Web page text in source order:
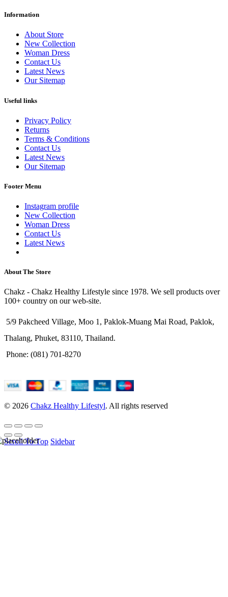
Information
About Store
New Collection
Woman Dress
Contact Us
Latest News
Our Sitemap
Useful links
Privacy Policy
Returns
Terms & Conditions
Contact Us
Latest News
Our Sitemap
Footer Menu
Instagram profile
New Collection
Woman Dress
Contact Us
Latest News
About The Store
Chakz - Chakz Healthy Lifestyle since 1978. We sell products over
100+ country on our web-site.
5/9 Pakcheed Village, Moo 1, Paklok-Muang Mai Road, Paklok,
Thalang, Phuket, 83110, Thailand.
Phone: (081) 701-8270
© 2026 Chakz Healthy Lifestyl. All rights reserved
Scroll To Top Sidebar